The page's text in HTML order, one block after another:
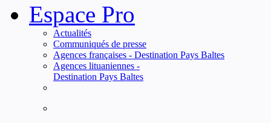
Espace Pro
Actualités
Communiqués de presse
Agences françaises - Destination Pays Baltes
Agences lituaniennes -
Destination Pays Baltes